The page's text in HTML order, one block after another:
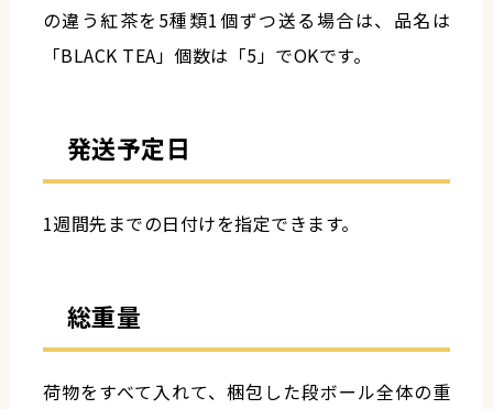
の違う紅茶を5種類1個ずつ送る場合は、品名は
「BLACK TEA」個数は「5」でOKです。
発送予定日
1週間先までの日付けを指定できます。
総重量
荷物をすべて入れて、梱包した段ボール全体の重